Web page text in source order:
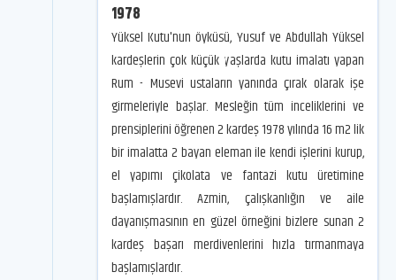
1978
Yüksel Kutu'nun öyküsü, Yusuf ve Abdullah Yüksel
kardeşlerin çok küçük yaşlarda kutu imalatı yapan
Rum - Musevi ustaların yanında çırak olarak işe
girmeleriyle başlar. Mesleğin tüm inceliklerini ve
prensiplerini öğrenen 2 kardeş 1978 yılında 16 m2 lik
bir imalatta 2 bayan eleman ile kendi işlerini kurup,
el yapımı çikolata ve fantazi kutu üretimine
başlamışlardır. Azmin, çalışkanlığın ve aile
dayanışmasının en güzel örneğini bizlere sunan 2
kardeş başarı merdivenlerini hızla tırmanmaya
başlamışlardır.